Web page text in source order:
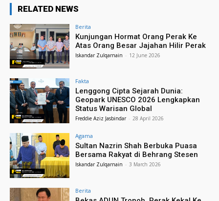
RELATED NEWS
Berita
Kunjungan Hormat Orang Perak Ke
Atas Orang Besar Jajahan Hilir Perak
Iskandar Zulqarnain - 12 June 2026
Fakta
Lenggong Cipta Sejarah Dunia:
Geopark UNESCO 2026 Lengkapkan
Status Warisan Global
Freddie Aziz Jasbindar - 28 April 2026
Agama
Sultan Nazrin Shah Berbuka Puasa
Bersama Rakyat di Behrang Stesen
Iskandar Zulqarnain - 3 March 2026
Berita